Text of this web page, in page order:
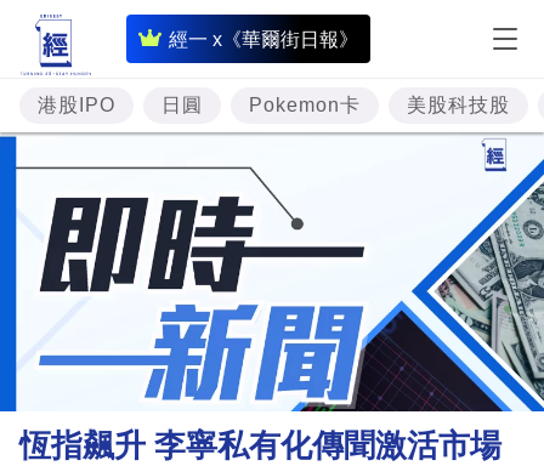
經一 x《華爾街日報》
即
時
財
經
專
題
投
資
樓
市
財
港股IPO 日圓 Pokemon卡 美股科技股
恆指飆升 李寧私有化傳聞激活市場